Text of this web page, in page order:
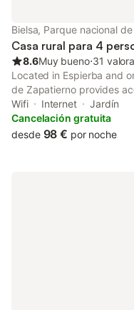
Bielsa, Parque nacional
Casa rural para 4
8.6Muy bueno⋅31
Located in Espierba and
de Zapatierno provides
WiFi and free private
property also provides
Wifi Internet
Jardín
Cancelación gratuita
desde 98 € por noche